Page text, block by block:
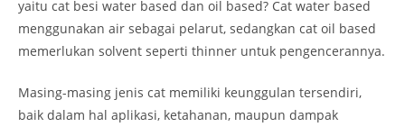
yaitu cat besi water based dan oil based? Cat water based
menggunakan air sebagai pelarut, sedangkan cat oil based
memerlukan solvent seperti thinner untuk pengencerannya.
Masing-masing jenis cat memiliki keunggulan tersendiri,
baik dalam hal aplikasi, ketahanan, maupun dampak